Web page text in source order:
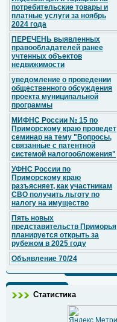
потребительские товары и
платные услуги за ноябрь
2024 года
ПЕРЕЧЕНЬ выявленных
правообладателей ранее
учтенных объектов
недвижимости
уведомление о проведении
общественного обсуждения
проекта муниципальной
программы
МИФНС России № 15 по
Приморскому краю проведет
семинар на тему "Вопросы,
связанные с патентной
системой налогообложения"
УФНС России по
Приморскому краю
разъясняет, как участникам
СВО получить льготу по
налогу на имущество
Пять новых
представительств Приморья
планируется открыть за
рубежом в 2025 году
Объявление 70/24
Статистика